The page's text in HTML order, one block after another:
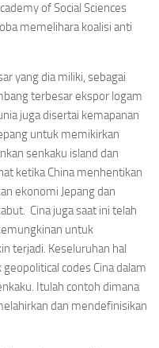
of Social Sciences
memelihara koalisi anti
yang dia miliki, sebagai
terbesar ekspor logam
juga disertai kemapanan
untuk memikirkan
senkaku island dan
ketika China menhentikan
ekonomi Jepang dan
Cina juga saat ini telah
untuk
terjadi. Keseluruhan hal
codes Cina dalam
Itulah contoh dimana
dan mendefinisikan